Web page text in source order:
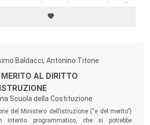
grandi protagonisti della storia della
Baldacci, Antonino Titone
AL DIRITTO
Scuola della Costituzione
del Ministero dell’istruzione (“e del merito”)
intento programmatico, che si potrebbe